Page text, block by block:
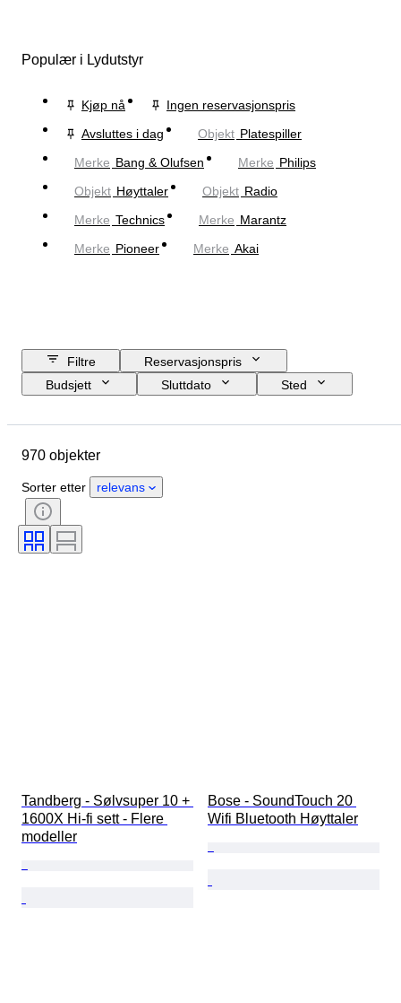
Populær i Lydutstyr
Kjøp nå
Ingen reservasjonspris
Avsluttes i dag
Objekt Platespiller
Merke Bang & Olufsen Merke Philips
Objekt Høyttaler Objekt Radio
Merke Technics Merke Marantz
Merke Pioneer Merke Akai
Filtre
Reservasjonspris
Budsjett
Sluttdato
Sted
Tilstand
Stil
Farge
Æra
Testet og fungerer
970 objekter
Sorter etter relevans
Tandberg - Sølvsuper 10 +
1600X Hi-fi sett - Flere
modeller
Bose - SoundTouch 20
Wifi Bluetooth Høyttaler